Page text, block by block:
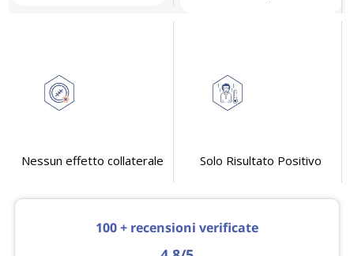
Nessun effetto collaterale Solo Risultato Positivo
100 + recensioni verificate